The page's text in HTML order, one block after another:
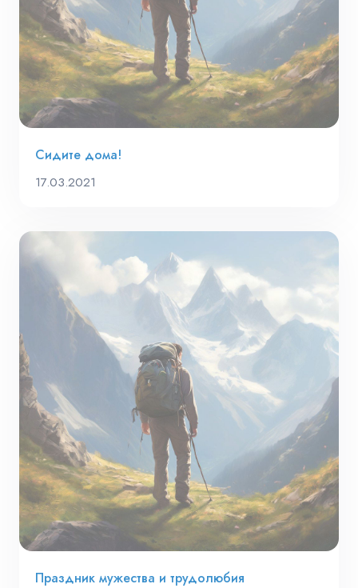
Сидите дома!
17.03.2021
Праздник мужества и трудолюбия